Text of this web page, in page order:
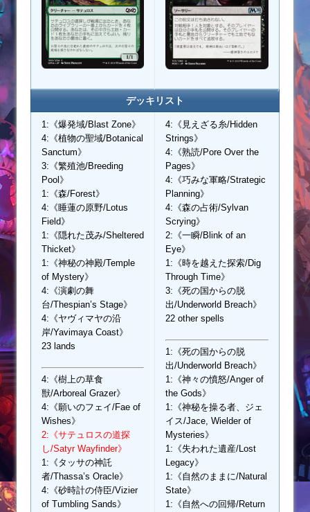
デッキリスト
1:《爆発域/Blast Zone》
4:《植物の聖域/Botanical
Sanctum》
3:《繁殖池/Breeding
Pool》
1:《森/Forest》
4:《睡蓮の原野/Lotus
Field》
1:《隠れた茂み/Sheltered
Thicket》
1:《神秘の神殿/Temple
of Mystery》
4:《演劇の舞
台/Thespian’s Stage》
4:《ヤヴィマヤの沿
岸/Yavimaya Coast》
23 lands
4:《樹上の草食
獣/Arboreal Grazer》
4:《願いのフェイ/Fae of
Wishes》
2:《サテュロスの道探
し/Satyr Wayfinder》
1:《タッサの神託
者/Thassa’s Oracle》
4:《砂時計の侍臣/Vizier
of Tumbling Sands》
4:《見えざる糸/Hidden
Strings》
4:《熟読/Pore Over the
Pages》
4:《巧みな軍略/Strategic
Planning》
4:《森の占術/Sylvan
Scrying》
2:《一瞬/Blink of an
Eye》
1:《時を越えた探索/Dig
Through Time》
3:《死の国からの脱
出/Underworld Breach》
22 other spells
1:《死の国からの脱
出/Underworld Breach》
1:《神々の憤怒/Anger of
the Gods》
1:《神秘を操る者、ジェ
イス/Jace, Wielder of
Mysteries》
1:《失われた遺産/Lost
Legacy》
1:《自然のままに/Natural
State》
1:《自然への回帰/Return